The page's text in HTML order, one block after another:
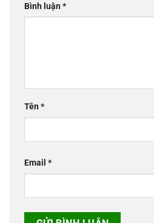
Bình luận*
Tên*
Email *